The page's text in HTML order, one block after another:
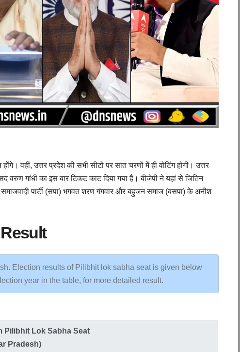
वहीं, उत्तर प्रदेश की सभी सीटों पर सात चरणों में ही वोटिंग होगी। उत्तर
गांधी का इस बार टिकट काट दिया गया है। बीजेपी ने यहां से जितिन
पार्टी (सपा) भगवत शरण गंगवार और बहुजन समाज (बसपा) के अनीश
Election results of Pilibhit lok sabha seat is given below
year in the table, for more detailed result.
Pilibhit Lok Sabha Seat
Pradesh)